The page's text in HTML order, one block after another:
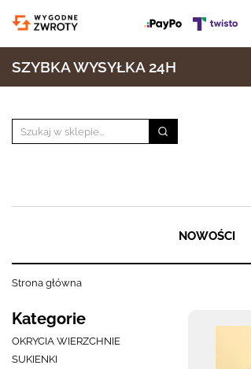
SZYBKA WYSYŁKA 24H
NOWOŚCI
Strona główna
Kategorie
OKRYCIA WIERZCHNIE
SUKIENKI